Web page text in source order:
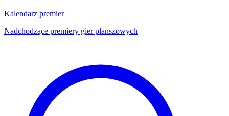
Kalendarz premier
Nadchodzące premiery gier planszowych